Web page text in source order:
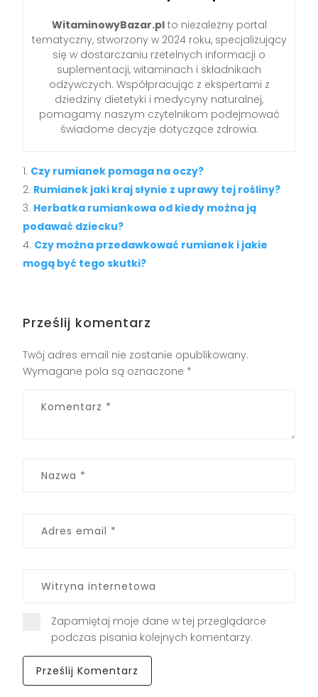
WitaminowyBazar.plto niezależny portal
tematyczny, stworzony w 2024 roku, specjalizujący
się w dostarczaniu rzetelnych informacji o
suplementacji, witaminach i składnikach
odżywczych. Współpracując z ekspertami z
dziedziny dietetyki i medycyny naturalnej,
pomagamy naszym czytelnikom podejmować
świadome decyzje dotyczące zdrowia.
Czy rumianek pomaga na oczy?
Rumianek jaki kraj słynie z uprawy tej rośliny?
Herbatka rumiankowa od kiedy można ją
podawać dziecku?
Czy można przedawkować rumianek i jakie
mogą być tego skutki?
Prześlij komentarz
Twój adres email nie zostanie opublikowany.
Wymagane pola są oznaczone *
Zapamiętaj moje dane w tej przeglądarce
podczas pisania kolejnych komentarzy.